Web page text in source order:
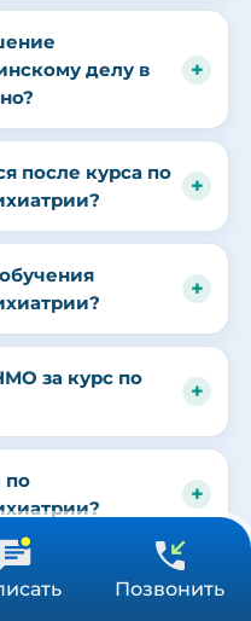
Позвонить
делу в
после курса по
за курс по
по
зачисления
консультацию